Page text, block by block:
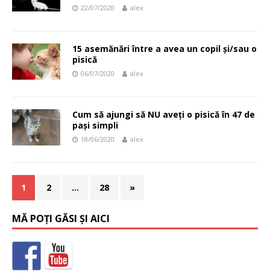
22/07/2020 alex
15 asemănări între a avea un copil și/sau o
pisică
06/07/2020 alex
Cum să ajungi să NU aveți o pisică în 47 de
pași simpli
18/06/2020 alex
1 2 … 28 »
MĂ POȚI GĂSI ȘI AICI